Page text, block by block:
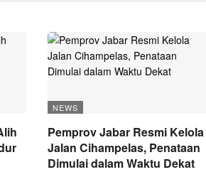
NEWS
Pemprov Jabar Resmi Kelola
Jalan Cihampelas, Penataan
Dimulai dalam Waktu Dekat